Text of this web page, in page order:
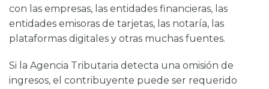
con las empresas, las entidades financieras, las
entidades emisoras de tarjetas, las notaría, las
plataformas digitales y otras muchas fuentes.
Si la Agencia Tributaria detecta una omisión de
ingresos, el contribuyente puede ser requerido